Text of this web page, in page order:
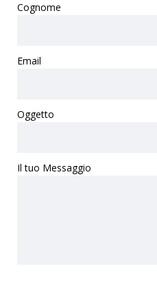
Cognome
Email
Oggetto
Il tuo Messaggio